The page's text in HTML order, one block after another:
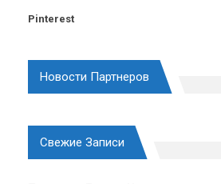
Pinterest
Новости Партнеров
Свежие Записи